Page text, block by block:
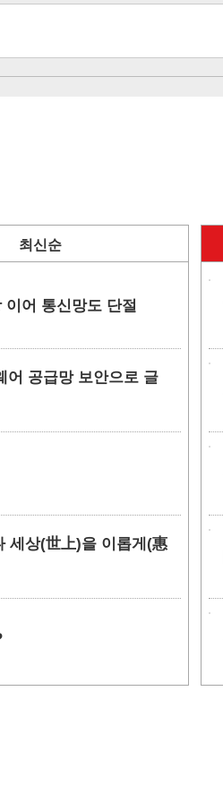
최신순
어 통신망도 단절
어 공급망 보안으로 글
세상(世上)을 이롭게(惠